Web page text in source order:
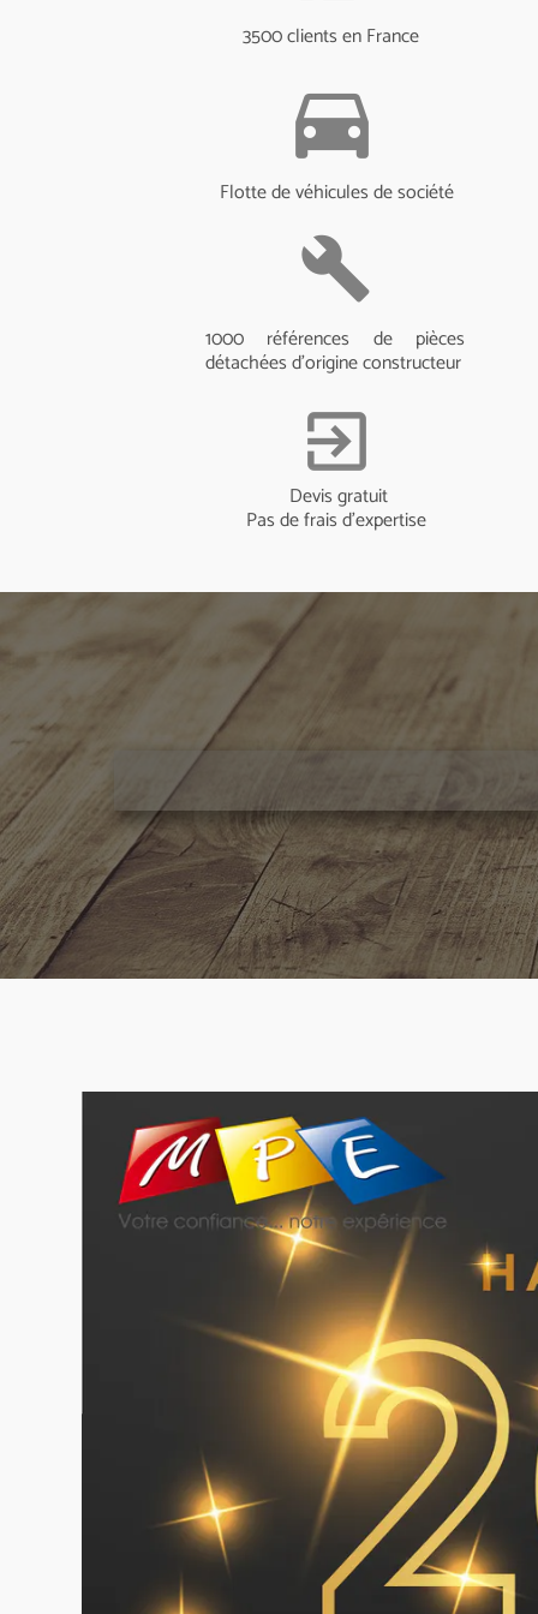
3500 clients en France
directions_car
Flotte de véhicules de société
build
1000 références de pièces
détachées d'origine constructeur
exit_to_app
Devis gratuit
Pas de frais d'expertise